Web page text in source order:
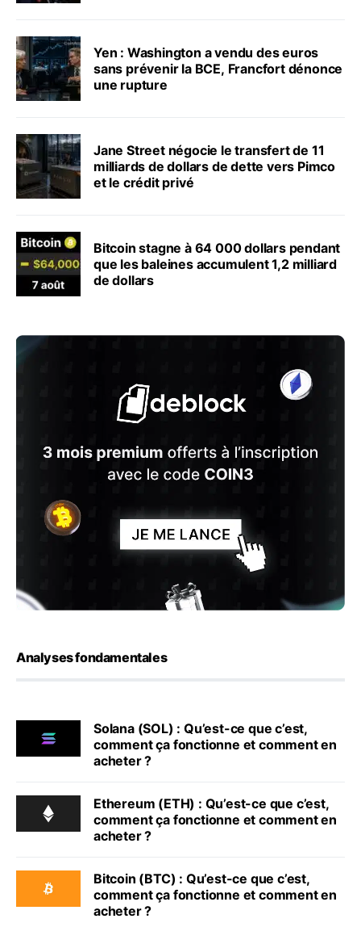
Yen : Washington a vendu des euros
sans prévenir la BCE, Francfort dénonce
une rupture
Jane Street négocie le transfert de 11
milliards de dollars de dette vers Pimco
et le crédit privé
Bitcoin stagne à 64 000 dollars pendant
que les baleines accumulent 1,2 milliard
de dollars
Analyses fondamentales
Solana (SOL) : Qu’est-ce que c’est,
comment ça fonctionne et comment en
acheter ?
Ethereum (ETH) : Qu’est-ce que c’est,
comment ça fonctionne et comment en
acheter ?
Bitcoin (BTC) : Qu’est-ce que c’est,
comment ça fonctionne et comment en
acheter ?